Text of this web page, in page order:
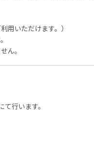
用いただけます。）
ん。
行います。